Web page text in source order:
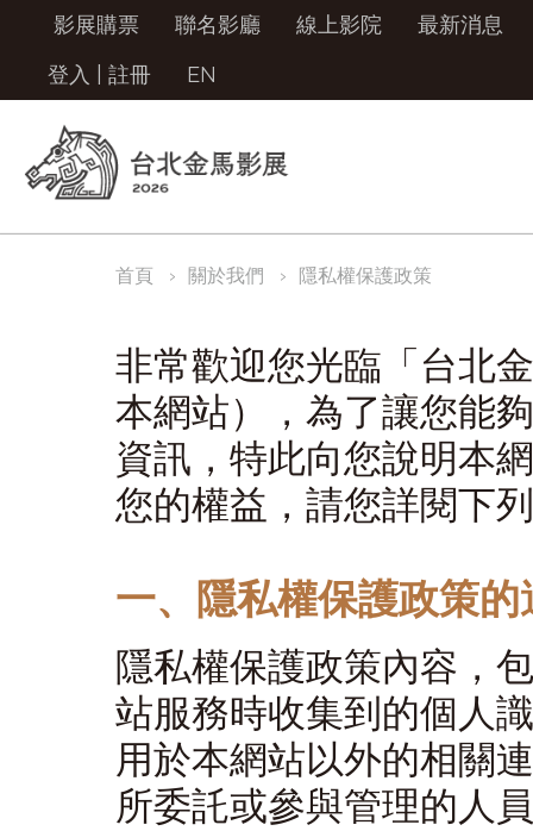
影展購票 聯名影廳 線上影院
最新消息
登入
註冊 EN
首頁 關於我們 隱私權保護政策
非常歡迎您光臨「台北
本網站），為了讓您能
資訊，特此向您說明本
您的權益，請您詳閱下
一、隱私權保護政策的
隱私權保護政策內容，
站服務時收集到的個人
用於本網站以外的相關
所委託或參與管理的人